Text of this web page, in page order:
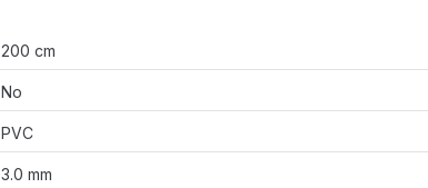
200 cm
No
PVC
3.0 mm